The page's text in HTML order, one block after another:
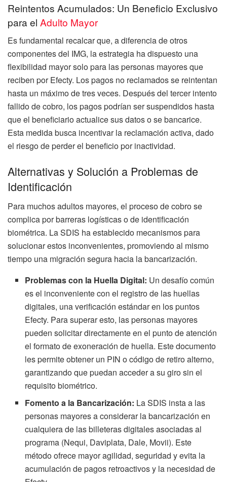
Reintentos Acumulados: Un Beneficio Exclusivo
para el Adulto Mayor
Es fundamental recalcar que, a diferencia de otros
componentes del IMG, la estrategia ha dispuesto una
flexibilidad mayor solo para las personas mayores que
reciben por Efecty. Los pagos no reclamados se reintentan
hasta un máximo de tres veces. Después del tercer intento
fallido de cobro, los pagos podrían ser suspendidos hasta
que el beneficiario actualice sus datos o se bancarice.
Esta medida busca incentivar la reclamación activa, dado
el riesgo de perder el beneficio por inactividad.
Alternativas y Solución a Problemas de
Identificación
Para muchos adultos mayores, el proceso de cobro se
complica por barreras logísticas o de identificación
biométrica. La SDIS ha establecido mecanismos para
solucionar estos inconvenientes, promoviendo al mismo
tiempo una migración segura hacia la bancarización.
Problemas con la Huella Digital: Un desafío común
es el inconveniente con el registro de las huellas
digitales, una verificación estándar en los puntos
Efecty. Para superar esto, las personas mayores
pueden solicitar directamente en el punto de atención
el formato de exoneración de huella. Este documento
les permite obtener un PIN o código de retiro alterno,
garantizando que puedan acceder a su giro sin el
requisito biométrico.
Fomento a la Bancarización: La SDIS insta a las
personas mayores a considerar la bancarización en
cualquiera de las billeteras digitales asociadas al
programa (Nequi, Daviplata, Dale, Movii). Este
método ofrece mayor agilidad, seguridad y evita la
acumulación de pagos retroactivos y la necesidad de